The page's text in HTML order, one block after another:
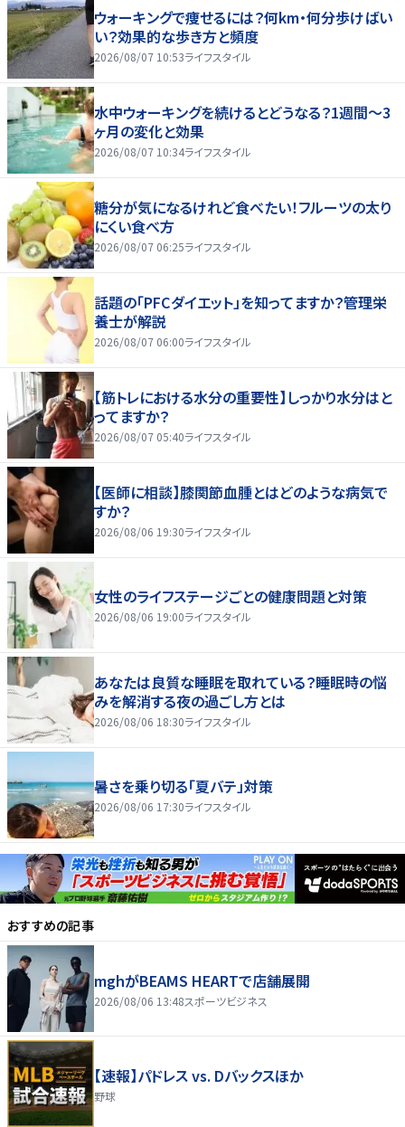
ウォーキングで痩せるには？何km・何分歩けばい
い？効果的な歩き方と頻度
2026/08/07 10:53ライフスタイル
水中ウォーキングを続けるとどうなる？1週間～3
ヶ月の変化と効果
2026/08/07 10:34ライフスタイル
糖分が気になるけれど食べたい！フルーツの太り
にくい食べ方
2026/08/07 06:25ライフスタイル
話題の「PFCダイエット」を知ってますか？管理栄
養士が解説
2026/08/07 06:00ライフスタイル
【筋トレにおける水分の重要性】しっかり水分はと
ってますか？
2026/08/07 05:40ライフスタイル
【医師に相談】膝関節血腫とはどのような病気で
すか？
2026/08/06 19:30ライフスタイル
女性のライフステージごとの健康問題と対策
2026/08/06 19:00ライフスタイル
あなたは良質な睡眠を取れている？睡眠時の悩
みを解消する夜の過ごし方とは
2026/08/06 18:30ライフスタイル
暑さを乗り切る「夏バテ」対策
2026/08/06 17:30ライフスタイル
おすすめの記事
mghがBEAMS HEARTで店舗展開
2026/08/06 13:48スポーツビジネス
【速報】パドレス vs. Dバックスほか
野球